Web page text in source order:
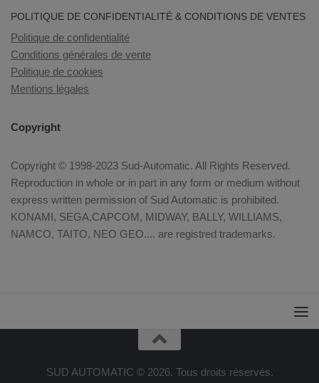
POLITIQUE DE CONFIDENTIALITÉ & CONDITIONS DE VENTES
Politique de confidentialité
Conditions générales de vente
Politique de cookies
Mentions légales
Copyright
Copyright © 1998-2023 Sud-Automatic. All Rights Reserved.
Reproduction in whole or in part in any form or medium without
express written permission of Sud Automatic is prohibited.
KONAMI, SEGA,CAPCOM, MIDWAY, BALLY, WILLIAMS,
NAMCO, TAITO, NEO GEO.... are registred trademarks.
SUD AUTOMATIC © 2026. Tous droits réservés.